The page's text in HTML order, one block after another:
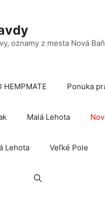
oznamy z mesta Nová
HEMPMATE Ponuka
Malá Lehota
Lehota Veľké Pole